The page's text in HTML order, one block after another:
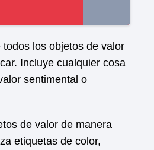
los objetos de valor
Incluye cualquier cosa
sentimental o
de valor de manera
etiquetas de color,